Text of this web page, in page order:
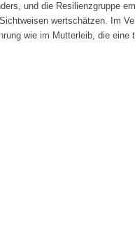
und die Resilienzgruppe
wertschätzen. Im
wie im Mutterleib, die eine